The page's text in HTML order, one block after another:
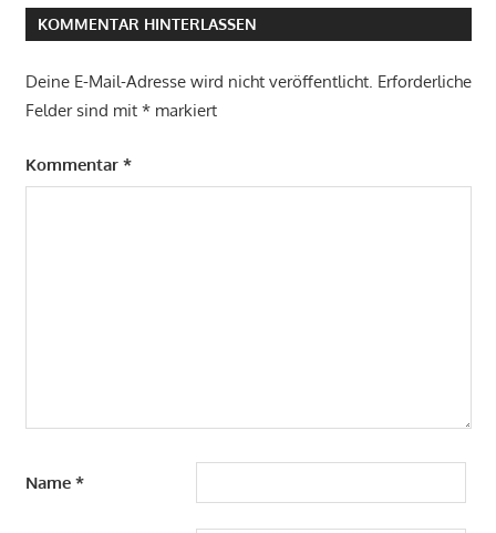
KOMMENTAR HINTERLASSEN
Deine E-Mail-Adresse wird nicht veröffentlicht. Erforderliche
Felder sind mit *markiert
Kommentar *
Name *